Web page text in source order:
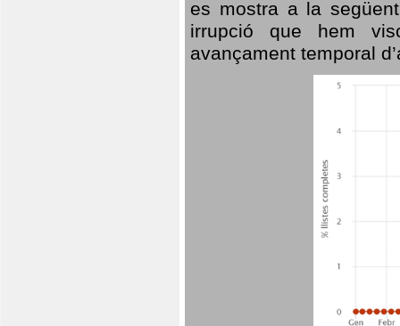
es mostra a la
irrupció que hem
avançament temporal